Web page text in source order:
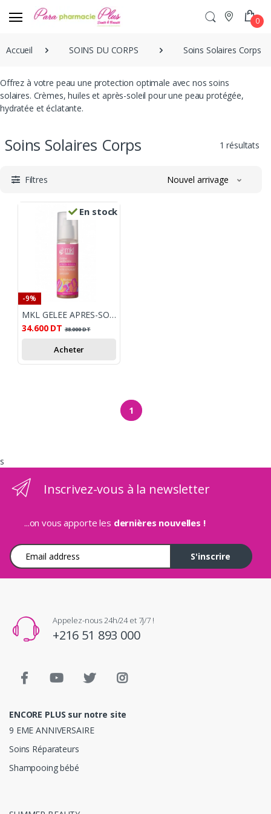
0
Accueil SOINS DU CORPS Soins Solaires Corps
Offrez à votre peau une protection optimale avec nos soins
solaires. Crèmes, huiles et après-soleil pour une peau protégée,
hydratée et éclatante.
Soins Solaires Corps 1 résultats
Filtres Nouvel arrivage
En stock
-9%
MKL GELEE APRES-SOLEIL MONOI ED MOHEA 100ML
34.600 DT 38.000DT
Acheter
1
s
Inscrivez-vous à la newsletter
...on vous apporte les dernières nouvelles !
Adresse e-mail
S'inscrire
Appelez-nous 24h/24 et 7j/7 !
+216 51 893 000
ENCORE PLUS sur notre site
9 EME ANNIVERSAIRE
Soins Réparateurs
Shampooing bébé